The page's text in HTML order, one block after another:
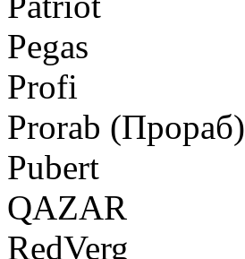
Pegas
Profi
Prorab (Прораб)
Pubert
QAZAR
RedVerg